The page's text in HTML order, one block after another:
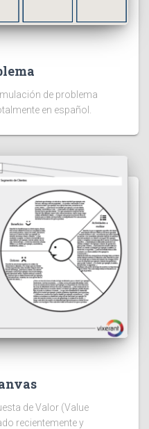
de problema
en español.
de Valor (Value
recientemente y